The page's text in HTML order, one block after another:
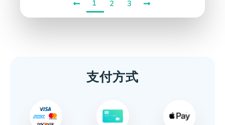
1 2 3
支付方式